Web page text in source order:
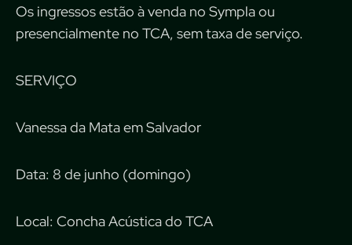
Os ingressos estão à venda no Sympla ou
presencialmente no TCA, sem taxa de serviço.
SERVIÇO
Vanessa da Mata em Salvador
Data: 8 de junho (domingo)
Local: Concha Acústica do TCA